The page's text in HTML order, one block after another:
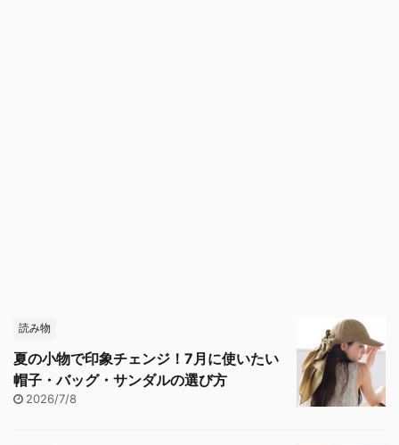
読み物
夏の小物で印象チェンジ！7月に使いたい
帽子・バッグ・サンダルの選び方
2026/7/8